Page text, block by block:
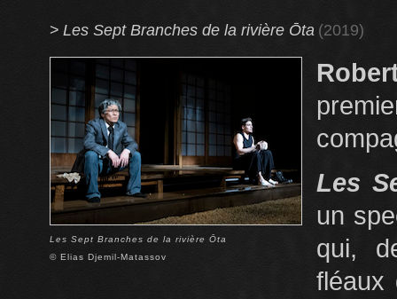
> Les Sept Branches de la rivière Ōta (2019)
Les Sept Branches de la rivière Ōta
© Elias Djemil-Matassov
Les
un
qui,
fléaux